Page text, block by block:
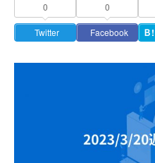
0
Twitter
0
Facebook Ｂ!